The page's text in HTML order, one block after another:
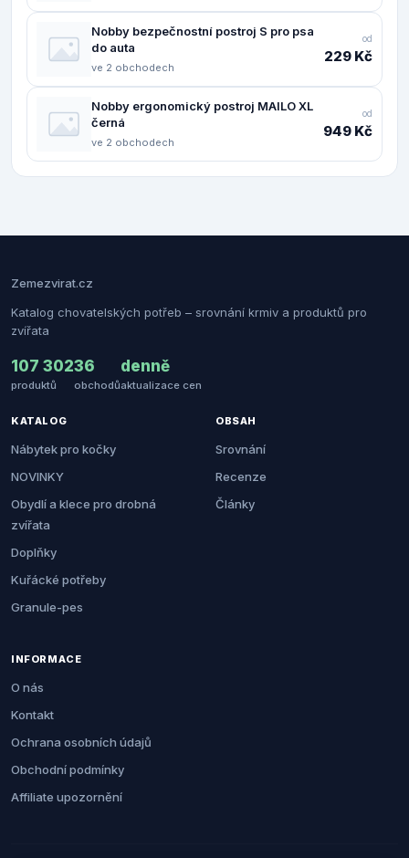
Nobby bezpečnostní postroj S pro psa
do auta
ve 2 obchodech
od
229 Kč
Nobby ergonomický postroj MAILO XL
černá
ve 2 obchodech
od
949 Kč
Zemezvirat.cz
Katalog chovatelských potřeb – srovnání krmiv a produktů pro
zvířata
107 302
produktů
36
obchodů
denně
aktualizace cen
KATALOG
Nábytek pro kočky
NOVINKY
Obydlí a klece pro drobná
zvířata
Doplňky
Kuřácké potřeby
Granule-pes
OBSAH
Srovnání
Recenze
Články
INFORMACE
O nás
Kontakt
Ochrana osobních údajů
Obchodní podmínky
Affiliate upozornění